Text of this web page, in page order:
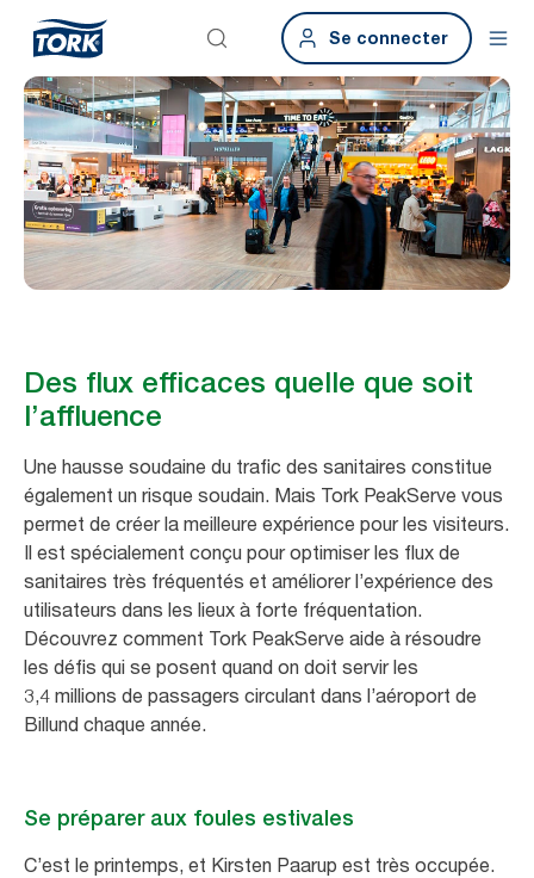
Se connecter
Des flux efficaces quelle que soit
l’affluence
Une hausse soudaine du trafic des sanitaires constitue
également un risque soudain. Mais Tork PeakServe vous
permet de créer la meilleure expérience pour les visiteurs.
Il est spécialement conçu pour optimiser les flux de
sanitaires très fréquentés et améliorer l’expérience des
utilisateurs dans les lieux à forte fréquentation.
Découvrez comment Tork PeakServe aide à résoudre
les défis qui se posent quand on doit servir les
3,4 millions de passagers circulant dans l’aéroport de
Billund chaque année.
Se préparer aux foules estivales
C’est le printemps, et Kirsten Paarup est très occupée.